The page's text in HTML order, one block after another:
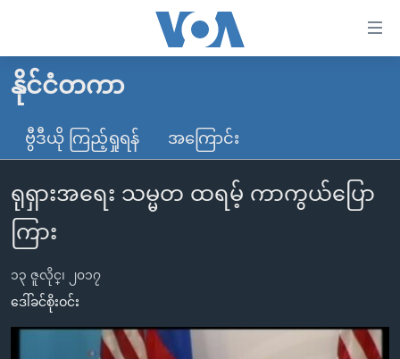
လွယ်ကူ
စေ
သည့်
များ
ပင်မ
သို့
ကျော်
ကြည့်
မူလစာမျက်နှာ
မြန်မာ
ကမ္ဘာ့သတင်းများ
နိုင်ငံတကာ
အမေရိကန်
အစ္စရေး-ပါလက်စတိုင်း
ဗွီဒီယို
သတင်းလွတ်လပ်ခွင့်
ရပ်ဝန်းတခု လမ်းတခု အလွန်
အင်္ဂလိပ်စာလေ့လာမယ်
မကြေးမုံရဲ့ အင်္ဂလိပ်စာ
ရေဒီယိုနှင့်ရုပ်သံ အချက်အလက်များ
နိုင်ငံတကာ
ဗွီဒီယို ကြည့်ရှုရန် အကြောင်း
ရုရှားအရေး သမ္မတ ထရမ့် ကာကွယ်ပြော
ကြား
၁၃ ဇူလိုင္၊ ၂၀၁၇
ဒေါ်ခင်စိုးဝင်း